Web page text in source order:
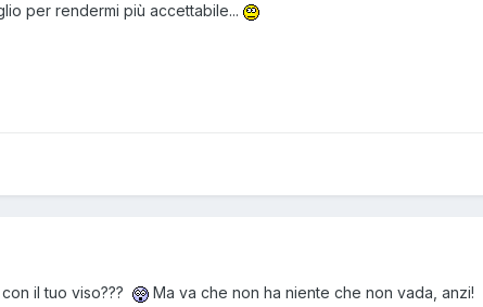
per rendermi più accettabile...
il tuo viso??? Ma va che non ha niente che non vada, anzi!